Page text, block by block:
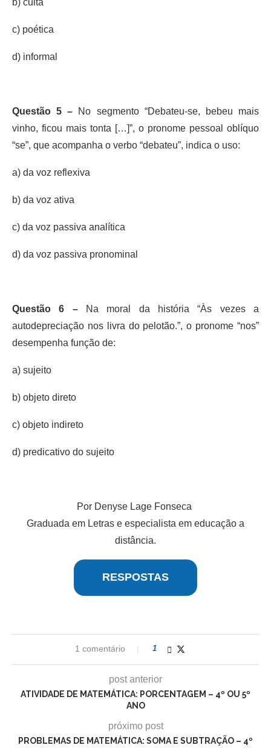
c) poética
d) informal
Questão 5 – No segmento “Debateu-se, bebeu mais
vinho, ficou mais tonta […]”, o pronome pessoal oblíquo
“se”, que acompanha o verbo “debateu”, indica o uso:
a) da voz reflexiva
b) da voz ativa
c) da voz passiva analítica
d) da voz passiva pronominal
Questão 6 –Na moral da história “Às vezes a
autodepreciação nos livra do pelotão.”, o pronome “nos”
desempenha função de:
a) sujeito
b) objeto direto
c) objeto indireto
d) predicativo do sujeito
Por Denyse Lage Fonseca
Graduada em Letras e especialista em educação a
distância.
RESPOSTAS
1 comentário 1
post anterior
ATIVIDADE DE MATEMÁTICA: PORCENTAGEM – 4º OU 5º
ANO
próximo post
PROBLEMAS DE MATEMÁTICA: SOMA E SUBTRAÇÃO – 4º